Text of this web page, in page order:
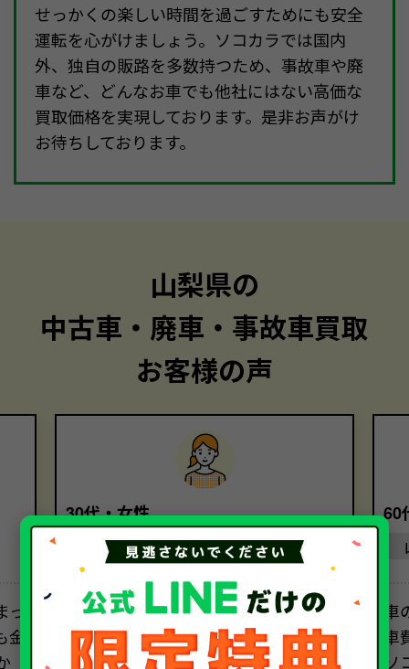
せっかくの楽しい時間を過ごすためにも安全
運転を心がけましょう。ソコカラでは国内
外、独自の販路を多数持つため、事故車や廃
車など、どんなお車でも他社にはない高価な
買取価格を実現しております。是非お声がけ
お待ちしております。
山梨県の
中古車・廃車・事故車買取
お客様の声
30代・女性
山梨県
複数の業者に査定を依頼しました
が、ソコカラさんを選んだのは、電
話対応の親切さです。担当者の方の丁
60